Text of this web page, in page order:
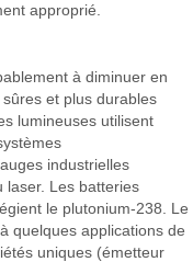
approprié.
à diminuer en
et plus durables
lumineuses utilisent
industrielles
laser. Les batteries
le plutonium-238. Le
quelques applications de
uniques (émetteur